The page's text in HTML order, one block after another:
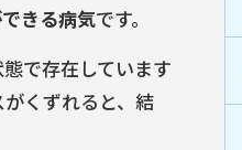
きる病気です。
で存在しています
くずれると、結